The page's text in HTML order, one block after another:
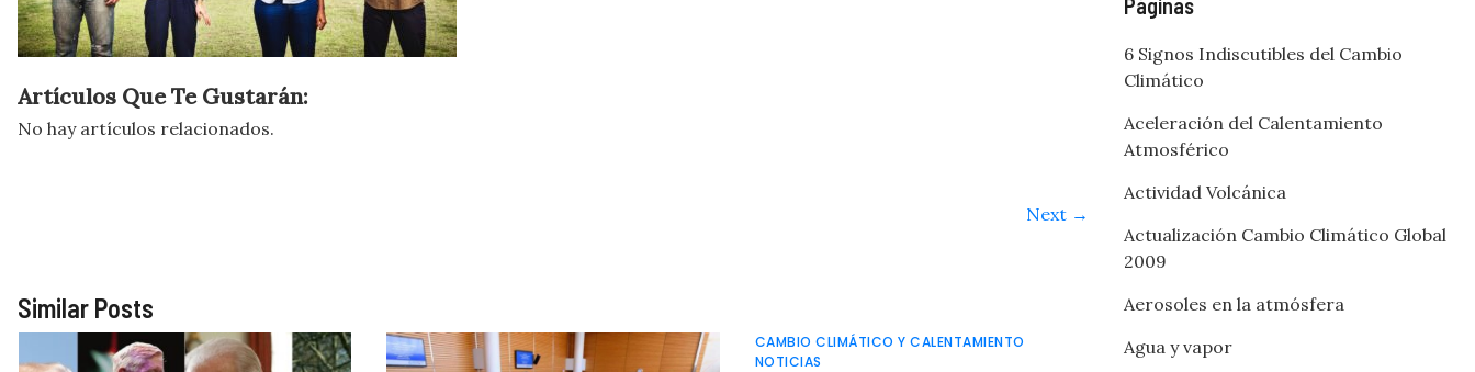
Artículos Que Te Gustarán:
No hay artículos relacionados.
Next →
Similar Posts
CAMBIO CLIMÁTICO Y CALENTAMIENTO
NOTICIAS
Páginas
6 Signos Indiscutibles del Cambio
Climático
Aceleración del Calentamiento
Atmosférico
Actividad Volcánica
Actualización Cambio Climático Global
2009
Aerosoles en la atmósfera
Agua y vapor